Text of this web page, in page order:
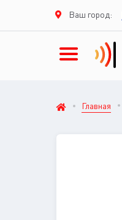
Ваш город:
Главная